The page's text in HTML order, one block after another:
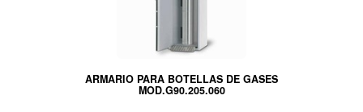
ARMARIO PARA BOTELLAS DE GASES
MOD.G90.205.060